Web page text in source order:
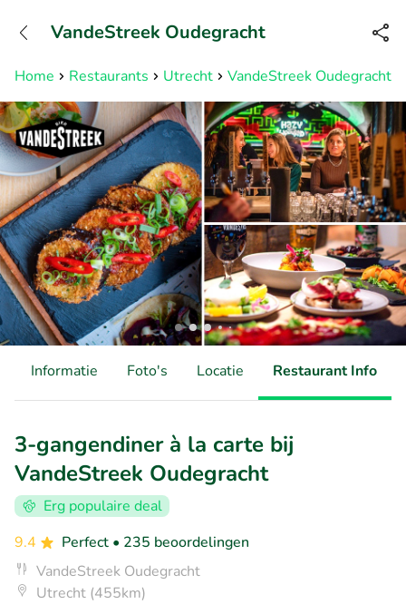
Bereikbaar tot 23:00 uur
Home Restaurants Utrecht VandeStreek Oudegracht
VandeStreek Oudegracht
Informatie Foto's Locatie Restaurant Info
3-gangendiner à la carte bij
VandeStreek Oudegracht
Erg populaire deal
9.4
Perfect • 235 beoordelingen
VandeStreek Oudegracht
Utrecht (455km)